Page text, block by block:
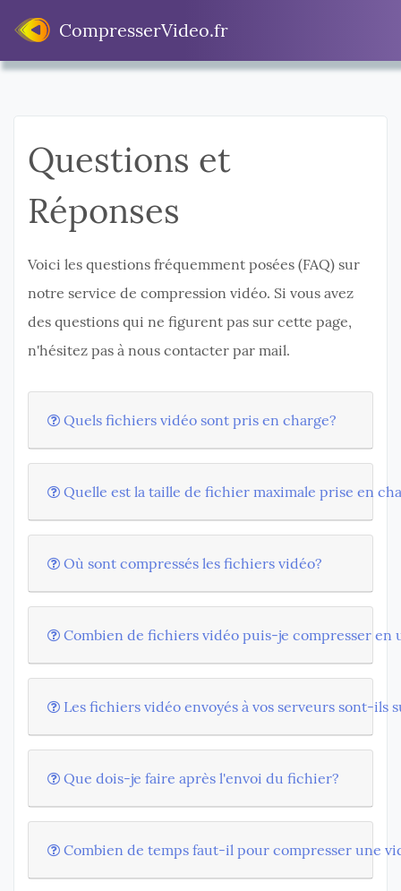
CompresserVideo.fr
Questions et
Réponses
Voici les questions fréquemment posées (FAQ) sur
notre service de compression vidéo. Si vous avez
des questions qui ne figurent pas sur cette page,
n'hésitez pas à nous contacter par mail.
Quels fichiers vidéo sont pris en charge?
Quelle est la taille de fichier maximale prise en
Où sont compressés les fichiers vidéo?
Combien de fichiers vidéo puis-je compresser en
Les fichiers vidéo envoyés à vos serveurs sont-ils
Que dois-je faire après l'envoi du fichier?
Combien de temps faut-il pour compresser une